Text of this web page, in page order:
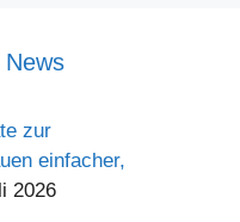
zur
einfacher,
2026